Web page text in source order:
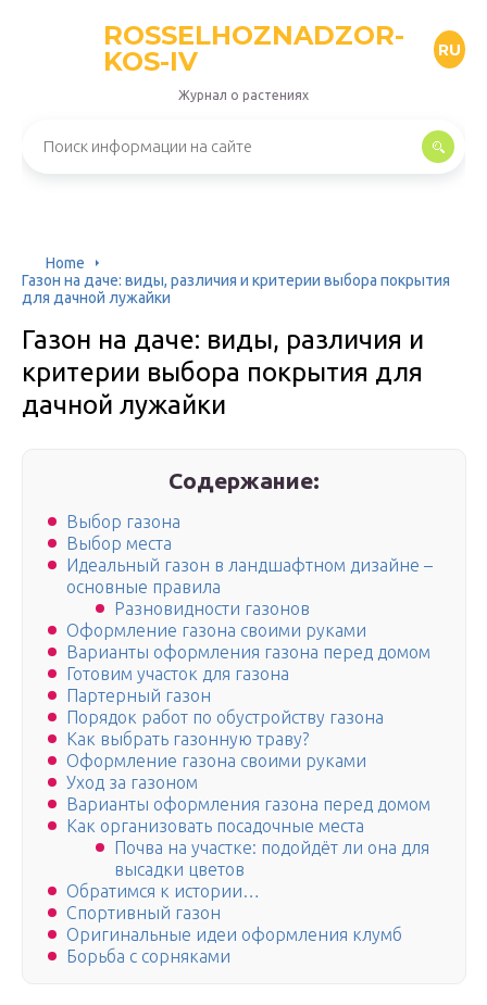
ROSSELHOZNADZOR-
KOS-IV
RU
Журнал о растениях
Home
Газон на даче: виды, различия и критерии выбора покрытия
для дачной лужайки
Газон на даче: виды, различия и
критерии выбора покрытия для
дачной лужайки
Содержание:
Выбор газона
Выбор места
Идеальный газон в ландшафтном дизайне –
основные правила
Разновидности газонов
Оформление газона своими руками
Варианты оформления газона перед домом
Готовим участок для газона
Партерный газон
Порядок работ по обустройству газона
Как выбрать газонную траву?
Оформление газона своими руками
Уход за газоном
Варианты оформления газона перед домом
Как организовать посадочные места
Почва на участке: подойдёт ли она для
высадки цветов
Обратимся к истории…
Спортивный газон
Оригинальные идеи оформления клумб
Борьба с сорняками